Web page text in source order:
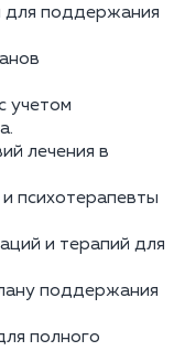
для поддержания
учетом
лечения в
психотерапевты
и терапий для
поддержания
полного